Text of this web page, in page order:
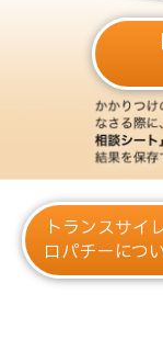
トランスサイ
ロパチーにつ